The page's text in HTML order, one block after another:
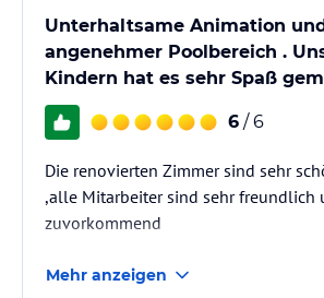
Unterhaltsame Animation
angenehmer Poolbereich .
Kindern hat es sehr Spaß
6 / 6
Die renovierten Zimmer sind sehr
,alle Mitarbeiter sind sehr freundlich
zuvorkommend
Mehr anzeigen